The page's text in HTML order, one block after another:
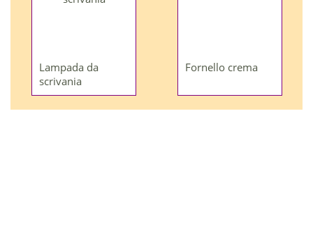
Lampada da
scrivania
Fornello crema